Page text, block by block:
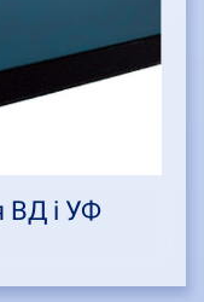
ВД і УФ